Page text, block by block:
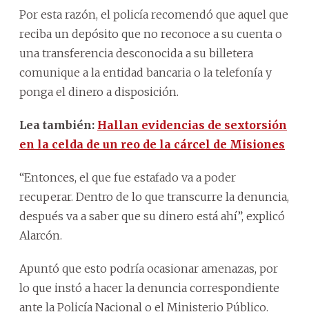
Por esta razón, el policía recomendó que aquel que
reciba un depósito que no reconoce a su cuenta o
una transferencia desconocida a su billetera
comunique a la entidad bancaria o la telefonía y
ponga el dinero a disposición.
Lea también: Hallan evidencias de sextorsión
en la celda de un reo de la cárcel de Misiones
“Entonces, el que fue estafado va a poder
recuperar. Dentro de lo que transcurre la denuncia,
después va a saber que su dinero está ahí”, explicó
Alarcón.
Apuntó que esto podría ocasionar amenazas, por
lo que instó a hacer la denuncia correspondiente
ante la Policía Nacional o el Ministerio Público.